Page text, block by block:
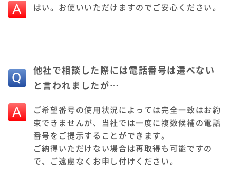
A はい。お使いいただけますのでご安心ください。
他社で相談した際には電話番号は選べない
と言われましたが…
A
ご希望番号の使用状況によっては完全一致はお約
束できませんが、当社では一度に複数候補の電話
番号をご提示することができます。
ご納得いただけない場合は再取得も可能ですの
で、ご遠慮なくお申し付けください。